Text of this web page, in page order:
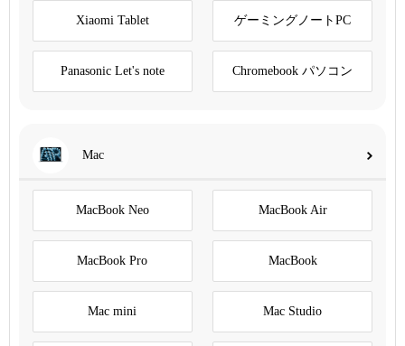
Xiaomi Tablet ゲーミングノートPC
Panasonic Let's note Chromebook パソコン
Mac
MacBook Neo MacBook Air
MacBook Pro MacBook
Mac mini Mac Studio